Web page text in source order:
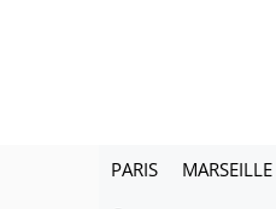
PARIS MARSEILLE